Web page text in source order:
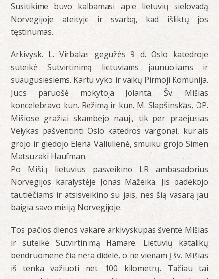
Susitikime buvo kalbamasi apie lietuvių sielovadą
Norvegijoje ateityje ir svarbą, kad išliktų jos
tęstinumas.
Arkivysk. L. Virbalas gegužės 9 d. Oslo katedroje
suteikė Sutvirtinimą lietuviams jaunuoliams ir
suaugusiesiems. Kartu vyko ir vaikų Pirmoji Komunija.
Juos paruošė mokytoja Jolanta. Šv. Mišias
koncelebravo kun. Režimą ir kun. M. Slapšinskas, OP.
Mišiose gražiai skambėjo nauji, tik per praėjusias
Velykas pašventinti Oslo katedros vargonai, kuriais
grojo ir giedojo Elena Valiulienė, smuiku grojo Simen
Matsuzaki Haufman.
Po Mišių lietuvius pasveikino LR ambasadorius
Norvegijos karalystėje Jonas Mažeika. Jis padėkojo
tautiečiams ir atsisveikino su jais, nes šią vasarą jau
baigia savo misiją Norvegijoje.
Tos pačios dienos vakare arkivyskupas šventė Mišias
ir suteikė Sutvirtinimą Hamare. Lietuvių katalikų
bendruomenė čia nėra didelė, o ne vienam į šv. Mišias
iš tenka važiuoti net 100 kilometrų. Tačiau tai